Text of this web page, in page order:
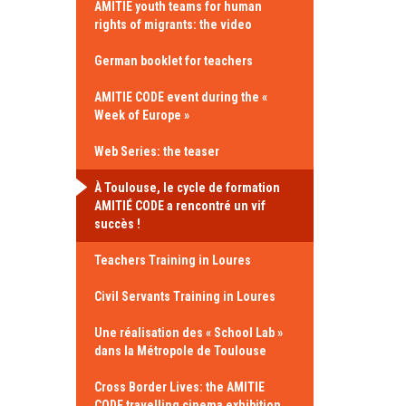
AMITIE youth teams for human
rights of migrants: the video
German booklet for teachers
AMITIE CODE event during the «
Week of Europe »
Web Series: the teaser
À Toulouse, le cycle de formation
AMITIÉ CODE a rencontré un vif
succès !
Teachers Training in Loures
Civil Servants Training in Loures
Une réalisation des « School Lab »
dans la Métropole de Toulouse
Cross Border Lives: the AMITIE